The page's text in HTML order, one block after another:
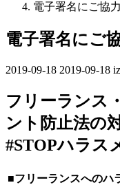
電子署名にご協力
電子署名にご
2019-09-18 最
更
新
日
時
2019-09-18
フリーランス
ント防止法の
#STOPハラス
■フリーランスへのハ